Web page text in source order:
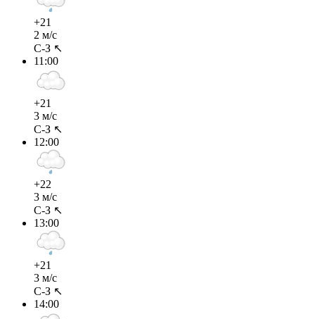
+21
2 м/с
С-З ↖
11:00
+21
3 м/с
С-З ↖
12:00
+22
3 м/с
С-З ↖
13:00
+21
3 м/с
С-З ↖
14:00